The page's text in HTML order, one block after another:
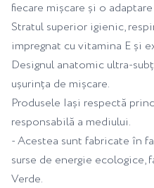
fiecare mișcare și o
Stratul superior igienic,
impregnat cu vitamina E și
Designul anatomic ultra-
ușurința de mișcare.
Produsele Iași respectă
responsabilă a mediului.
- Acestea sunt fabricate în
surse de energie ecologice,
Verde.